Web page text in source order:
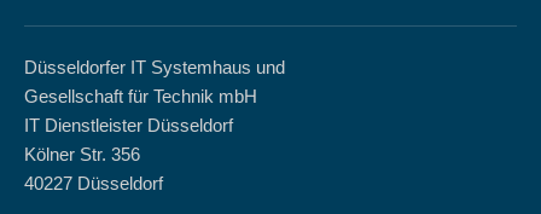
Düsseldorfer IT Systemhaus und
Gesellschaft für Technik mbH
IT Dienstleister Düsseldorf
Kölner Str. 356
40227 Düsseldorf